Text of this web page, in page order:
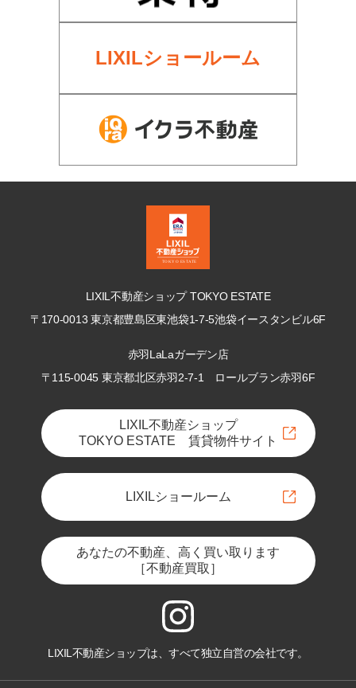
LIXILショールーム
LIXIL不動産ショップ TOKYO ESTATE
〒170-0013 東京都豊島区東池袋1-7-5池袋イースタンビル6F
赤羽LaLaガーデン店
〒115-0045 東京都北区赤羽2-7-1
ロールブラン赤羽6F
LIXIL不動産ショップ
TOKYO ESTATE 賃貸物件サイト
LIXILショールーム
あなたの不動産、高く買い取ります
［不動産買取］
LIXIL不動産ショップは、すべて独立自営の会社です。